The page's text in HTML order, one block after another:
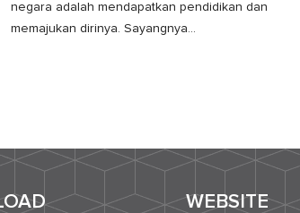
negara adalah mendapatkan pendidikan dan
memajukan dirinya. Sayangnya...
WEBSITE